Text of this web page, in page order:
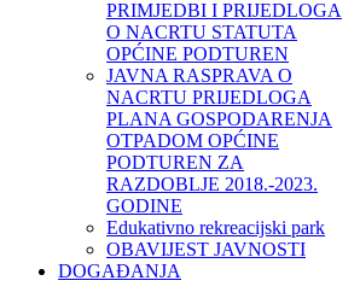
PRIMJEDBI I PRIJEDLOGA
O NACRTU STATUTA
OPĆINE PODTUREN
JAVNA RASPRAVA O
NACRTU PRIJEDLOGA
PLANA GOSPODARENJA
OTPADOM OPĆINE
PODTUREN ZA
RAZDOBLJE 2018.-2023.
GODINE
Edukativno rekreacijski park
OBAVIJEST JAVNOSTI
DOGAĐANJA